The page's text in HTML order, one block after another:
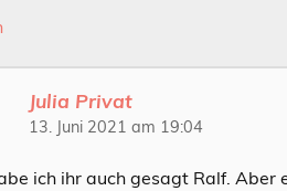
Julia Privat
13. Juni 2021 am 19:04
ich ihr auch gesagt Ralf. Aber